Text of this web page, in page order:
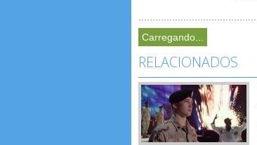
Carregando...
RELACIONADOS